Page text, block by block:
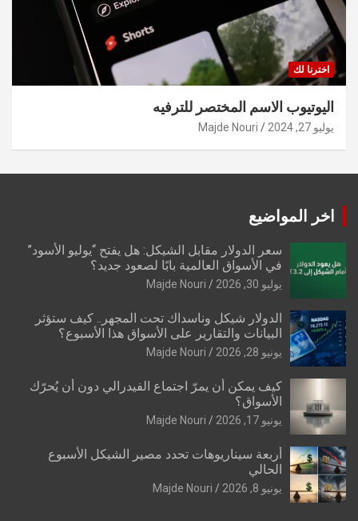
اخترنا لك
اليوتيوب الاسم المختصر للترفيه
يوليو 27, 2024 Majde Nouri
اخر المواضيع
سعر الدولار مقابل الشيكل: هل يفتح “يوليو الأسود”
في الأسواق العالمية بابًا لصعود جديد؟
يوليو 30, 2026 Majde Nouri
الدولار شيكل وناسداك تحت المجهر.. كيف ستؤثر
البيانات والتقارير على الأسواق هذا الأسبوع؟
يونيو 28, 2026 Majde Nouri
كيف يمكن أن يمرّ اجتماع الفيدرالي دون أن يُحرّك
الأسواق؟
يونيو 17, 2026 Majde Nouri
أربعة سيناريوهات تحدد مصير الشيكل الأسبوع
الحالي
يونيو 8, 2026 Majde Nouri